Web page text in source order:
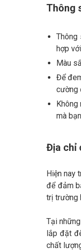
Thông
Thông
hợp
Màu
Để
cường
Không
mà
Địa chỉ
Hiện nay
để đảm
trị trường
Tại
lắp đặt
chất